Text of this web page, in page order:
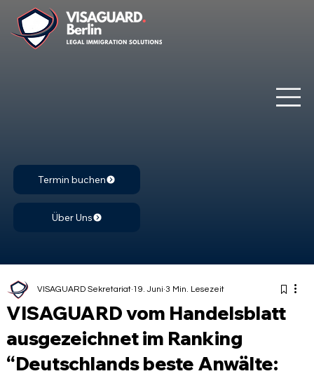
Termin buchen
Über Uns
VISAGUARD vom Handelsblatt
ausgezeichnet im Ranking
“Deutschlands beste Anwälte:
VISAGUARD Sekretariat 19. Juni 3 Min. Lesezeit